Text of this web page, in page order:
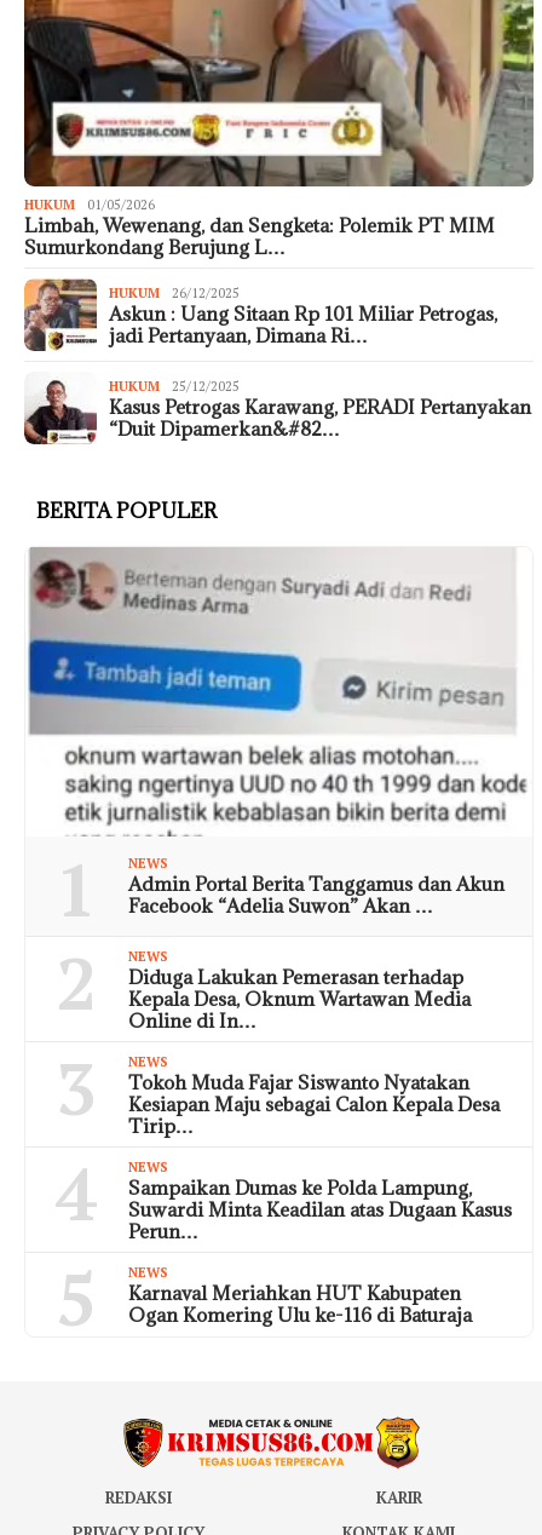
HUKUM 01/05/2026
Limbah, Wewenang, dan Sengketa: Polemik PT MIM
Sumurkondang Berujung L…
HUKUM 26/12/2025
Askun : Uang Sitaan Rp 101 Miliar Petrogas,
jadi Pertanyaan, Dimana Ri…
HUKUM 25/12/2025
Kasus Petrogas Karawang, PERADI Pertanyakan
“Duit Dipamerkan&#82…
BERITA POPULER
1 NEWS
Admin Portal Berita Tanggamus dan Akun
Facebook “Adelia Suwon” Akan …
2 NEWS
Diduga Lakukan Pemerasan terhadap
Kepala Desa, Oknum Wartawan Media
Online di In…
3 NEWS
Tokoh Muda Fajar Siswanto Nyatakan
Kesiapan Maju sebagai Calon Kepala Desa
Tirip…
4 NEWS
Sampaikan Dumas ke Polda Lampung,
Suwardi Minta Keadilan atas Dugaan Kasus
Perun…
5 NEWS
Karnaval Meriahkan HUT Kabupaten
Ogan Komering Ulu ke-116 di Baturaja
REDAKSI
KARIR